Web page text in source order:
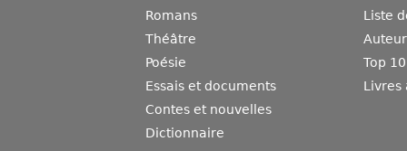
Romans
Théâtre
Poésie
Essais et documents
Contes et nouvelles
Dictionnaire
Liste
Top
Livres